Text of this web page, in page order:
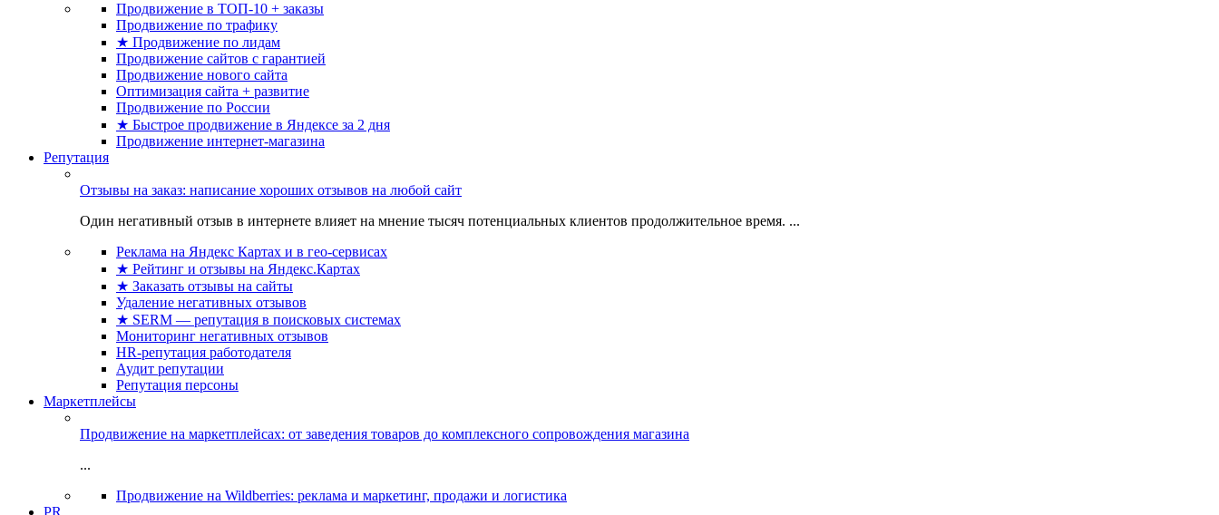
Продвижение в ТОП-10 + заказы
Продвижение по трафику
★ Продвижение по лидам
Продвижение сайтов с гарантией
Продвижение нового сайта
Оптимизация сайта + развитие
Продвижение по России
★ Быстрое продвижение в Яндексе за 2 дня
Продвижение интернет-магазина
Репутация
Отзывы на заказ: написание хороших отзывов на любой сайт
Один негативный отзыв в интернете влияет на мнение тысяч потенциальных клиентов продолжительное время. ...
Реклама на Яндекс Картах и в гео-сервисах
★ Рейтинг и отзывы на Яндекс.Картах
★ Заказать отзывы на сайты
Удаление негативных отзывов
★ SERM — репутация в поисковых системах
Мониторинг негативных отзывов
HR-репутация работодателя
Аудит репутации
Репутация персоны
Маркетплейсы
Продвижение на маркетплейсах: от заведения товаров до комплексного сопровождения магазина
...
Продвижение на Wildberries: реклама и маркетинг, продажи и логистика
PR